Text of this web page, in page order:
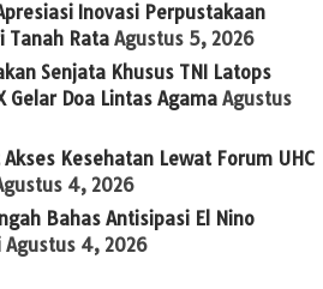
Inovasi Perpustakaan
Tanah Rata Agustus 5, 2026
Senjata Khusus TNI Latops
Gelar Doa Lintas Agama Agustus
Kesehatan Lewat Forum UHC
4, 2026
Bahas Antisipasi El Nino
Agustus 4, 2026